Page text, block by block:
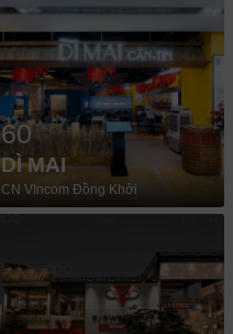
60
DÌ MAI
CN VIncom Đồng Khởi